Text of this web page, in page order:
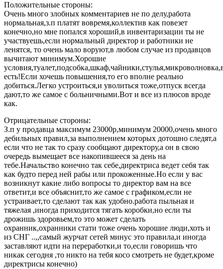
Положительные стороны:
Очень много злобных комментариев не по делу,работа
нормальная,з.п платят вовремя,коллектив как повезет
конечно,но мне попался хороший,в инвентаризации ты не
участвуешь,если нормальный директор и работники не
ленятся, то очень мало воруют,в любом случае из продавцов
вычитают минимум.Хорошие
есть!Если хочешь повышения,то его вполне реально
добиться.Легко устроиться,и уволиться тоже,отпуск всегда
дают,то же самое с больничными.Вот и все из плюсов вроде
как.
Отрицательные стороны:
З.п у продавца максимум 23000р,минимум 20000,очень много
дебильных правил,за выполнением которых дотошно следят,а
если что не так то сразу сообщают директору,а он в свою
очередь вымещает все накопившееся за день на
тебе.Начальство конечно так себе,директриса ведет себя так
как будто перед ней рабы или прокоженные.Но если у вас
возникнут какие либо вопросы то директор вам на все
ответит,и все объяснит,то же самое с графиком,если не
устраивает,то сделают так как удобно.работа пыльная и
тяжелая ,иногда приходится тягать коробки,но если ты
дрожишь здоровьем,то это может сделать
охранник,охранники стати тоже очень хорошие люди,хоть и
из СНГ ..,,самый журчат сетей минус это правила,и иногда
заставляют идти на переработки,и то,если говоришь что
никак сегодня ,то никто на тебя косо смотреть не будет,кроме
директрисы конечно)